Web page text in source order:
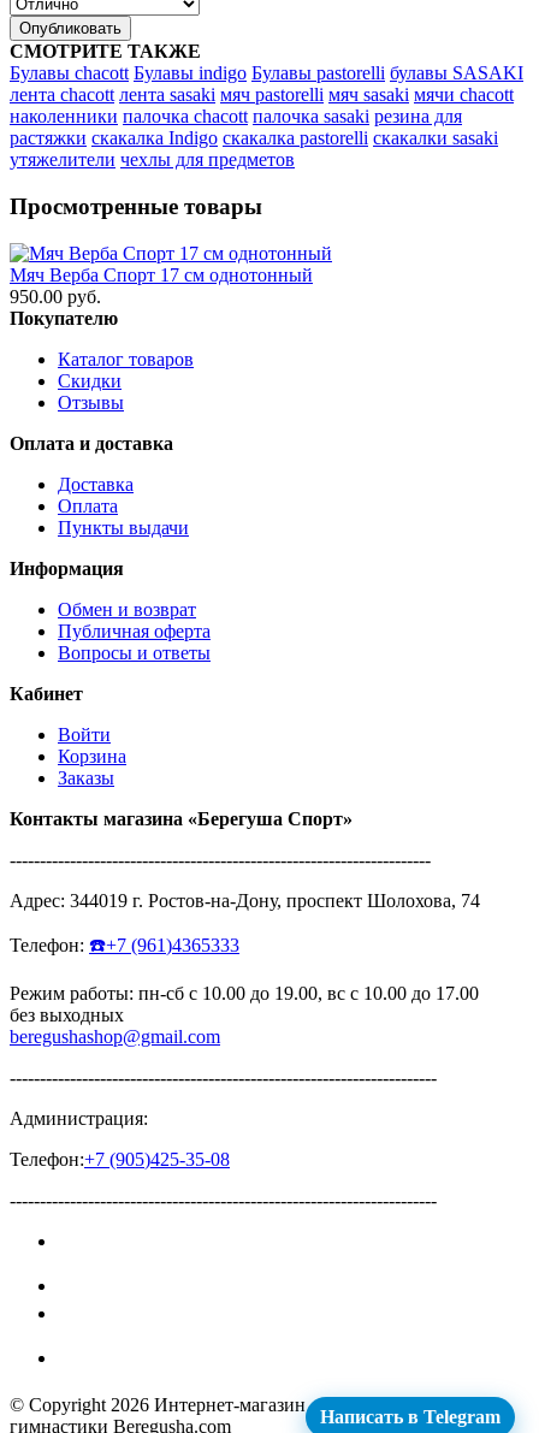
Опубликовать
СМОТРИТЕ ТАКЖЕ
Булавы chacott Булавы indigo Булавы pastorelli булавы SASAKI
лента chacott лента sasaki мяч pastorelli мяч sasaki мячи chacott
наколенники палочка chacott палочка sasaki резина для
растяжки скакалка Indigo скакалка pastorelli скакалки sasaki
утяжелители чехлы для предметов
Просмотренные товары
Мяч Верба Спорт 17 см однотонный
950.00 руб.
Покупателю
Каталог товаров
Скидки
Отзывы
Оплата и доставка
Доставка
Оплата
Пункты выдачи
Информация
Обмен и возврат
Публичная оферта
Вопросы и ответы
Кабинет
Войти
Корзина
Заказы
Контакты магазина «Берегуша Спорт»
----------------------------------------------------------------------
Адрес: 344019 г. Ростов-на-Дону, проспект Шолохова, 74
Телефон: ☎️+7 (961)4365333
Режим работы: пн-сб с 10.00 до 19.00, вс с 10.00 до 17.00
без выходных
beregushashop@gmail.com
-----------------------------------------------------------------------
Администрация:
Телефон:+7 (905)425-35-08
-----------------------------------------------------------------------
© Copyright 2026 Интернет-магазин для художественной
гимнастики Beregusha.com
Написать в Telegram